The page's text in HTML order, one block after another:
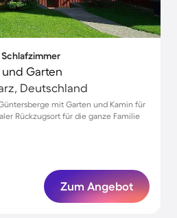
Schlafzimmer
Garten
Deutschland
mit Garten und Kamin für
Rückzugsort für die ganze Familie
Zum Angebot